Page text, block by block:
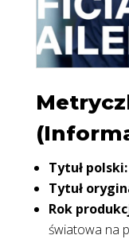
Tytuł polski:
Tytuł
Rok
światowa na